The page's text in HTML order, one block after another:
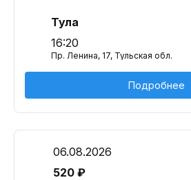
Тула
16:20
Пр. Ленина, 17, Тульская обл.
Подробнее
06.08.2026
520 ₽